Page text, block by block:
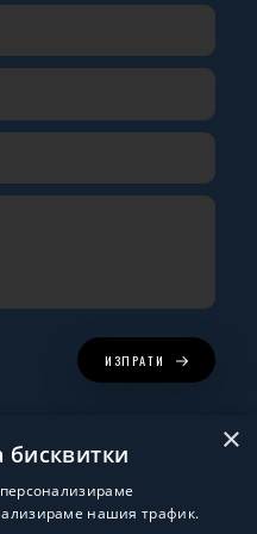
ИЗПРАТИ
×
бисквитки
нашия трафик.